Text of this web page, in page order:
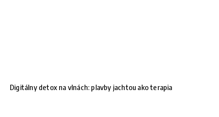
Digitálny detox na vlnách: plavby jachtou ako terapia